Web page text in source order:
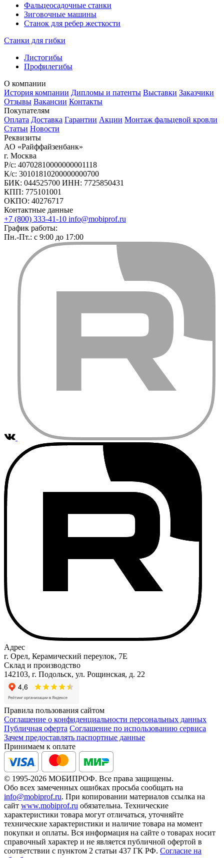
Фальцеосадочные станки
Зиговочные машины
Станок для ребер жесткости
Станки для гибки
Листогибы
Профилегибы
О компании
История компании Дипломы и патенты Выставки Заказчики
Отзывы Вакансии Контакты
Покупателям
Оплата Доставка Гарантии Акции Монтаж фальцевой кровли
Статьи Новости
Реквизиты
АО «Райффайзенбанк»
г. Москва
Р/с: 40702810000000001118
К/с: 30101810200000000700
БИК: 044525700 ИНН: 7725850431
КПП: 775101001
ОКПО: 40276717
Контактные данные
+7 (800) 333-41-10 info@mobiprof.ru
График работы:
Пн.-Пт.: с 9:00 до 17:00
Адрес
г. Орел, Керамический переулок, 7Е
Склад и производство
142103, г. Подольск, ул. Рощинская, д. 22
Правила пользования сайтом
Соглашение о конфиденциальности персональных данных
Публичная оферта Соглашение по использованию сервиса
Зачем предоставлять паспортные данные
Принимаем к оплате
© 1995-2026 МОБИПРОФ. Все права защищены.
Обо всех замеченных ошибках просьба сообщать на
info@mobiprof.ru. При копировании материалов ссылка на
сайт www.mobiprof.ru обязательна. Технические
характеристики товара могут отличаться, уточняйте
технические характеристики и наличие товара на момент
покупки и оплаты. Вся информация на сайте о товарах носит
справочный характер и не является публичной офертой в
соответствии с пунктом 2 статьи 437 ГК РФ. Согласие на